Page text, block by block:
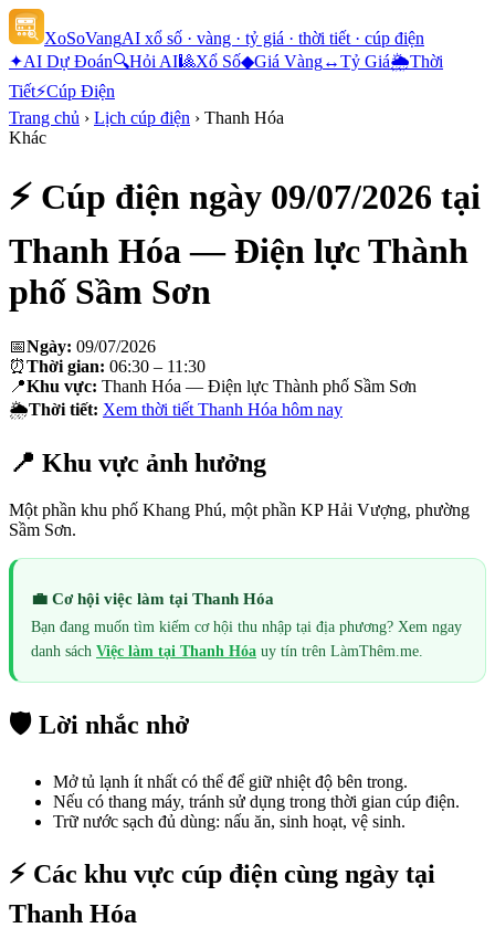
XoSoVangAI xổ số · vàng · tỷ giá · thời tiết · cúp điện
✦AI Dự Đoán🔍Hỏi AI🎱Xổ Số◆Giá Vàng↔Tỷ Giá🌦Thời
Tiết⚡Cúp Điện
Trang chủ › Lịch cúp điện › Thanh Hóa
Khác
⚡ Cúp điện ngày 09/07/2026 tại
Thanh Hóa — Điện lực Thành
phố Sầm Sơn
📅Ngày: 09/07/2026
⏰Thời gian: 06:30 – 11:30
📍Khu vực: Thanh Hóa — Điện lực Thành phố Sầm Sơn
🌦Thời tiết: Xem thời tiết Thanh Hóa hôm nay
📍 Khu vực ảnh hưởng
Một phần khu phố Khang Phú, một phần KP Hải Vượng, phường
Sầm Sơn.
💼 Cơ hội việc làm tại Thanh Hóa
Bạn đang muốn tìm kiếm cơ hội thu nhập tại địa phương? Xem ngay
danh sách Việc làm tại Thanh Hóa uy tín trên LàmThêm.me.
🛡️ Lời nhắc nhở
Mở tủ lạnh ít nhất có thể để giữ nhiệt độ bên trong.
Nếu có thang máy, tránh sử dụng trong thời gian cúp điện.
Trữ nước sạch đủ dùng: nấu ăn, sinh hoạt, vệ sinh.
⚡ Các khu vực cúp điện cùng ngày tại
Thanh Hóa